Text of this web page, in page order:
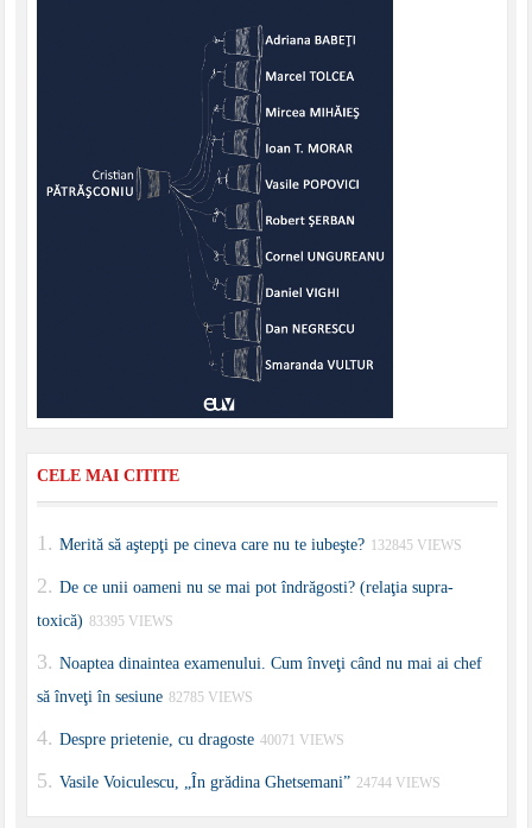
CELE MAI CITITE
Merită să aştepţi pe cineva care nu te iubeşte? 132845 VIEWS
De ce unii oameni nu se mai pot îndrăgosti? (relaţia supra-
toxică) 83395 VIEWS
Noaptea dinaintea examenului. Cum înveţi când nu mai ai chef
să înveţi în sesiune 82785 VIEWS
Despre prietenie, cu dragoste 40071 VIEWS
Vasile Voiculescu, „În grădina Ghetsemani” 24744 VIEWS